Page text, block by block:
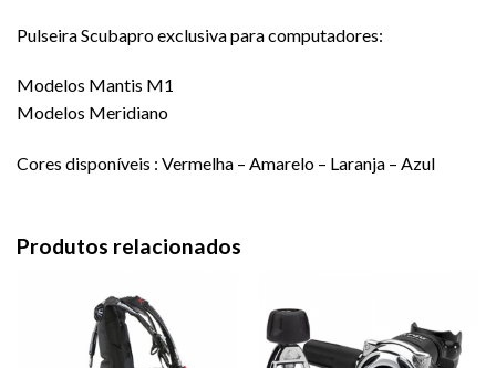
Pulseira Scubapro exclusiva para computadores:
Modelos Mantis M1
Modelos Meridiano
Cores disponíveis : Vermelha – Amarelo – Laranja – Azul
Produtos relacionados